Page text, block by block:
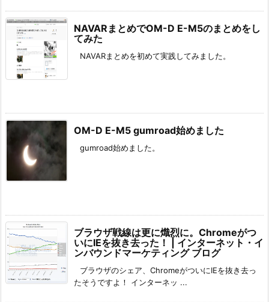
NAVARまとめでOM-D E-M5のまとめをし
てみた
NAVARまとめを初めて実践してみました。
OM-D E-M5 gumroad始めました
gumroad始めました。
ブラウザ戦線は更に熾烈に。Chromeがつ
いにIEを抜き去った！ | インターネット・イ
ンバウンドマーケティング ブログ
ブラウザのシェア、ChromeがついにIEを抜き去っ
たそうですよ！ インターネッ ...